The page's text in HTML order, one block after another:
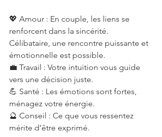
💖 Amour : En couple, les liens se
renforcent dans la sincérité.
Célibataire, une rencontre puissante et
émotionnelle est possible.
💼 Travail : Votre intuition vous guide
vers une décision juste.
💪 Santé : Les émotions sont fortes,
ménagez votre énergie.
🔮 Conseil : Ce que vous ressentez
mérite d’être exprimé.